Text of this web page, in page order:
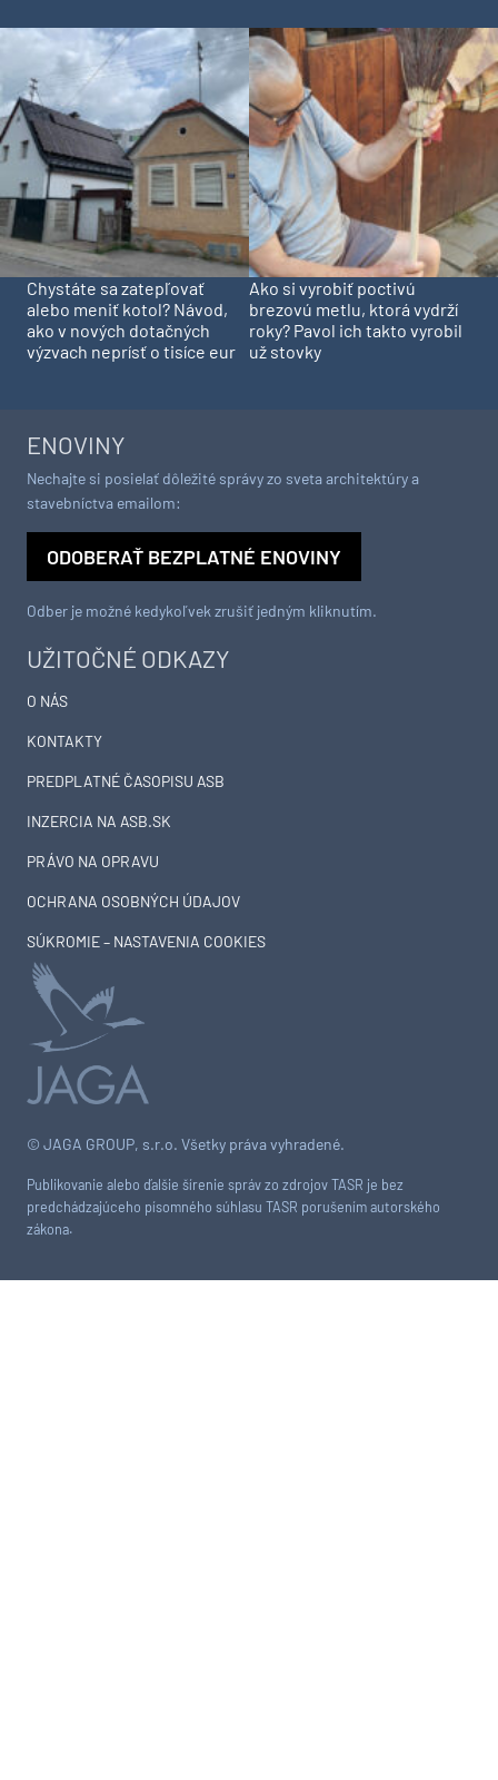
Chystáte sa zatepľovať
alebo meniť kotol? Návod,
ako v nových dotačných
výzvach neprísť o tisíce eur
Ako si vyrobiť poctivú
brezovú metlu, ktorá vydrží
roky? Pavol ich takto vyrobil
už stovky
© JAGA GROUP, s.r.o. Všetky práva vyhradené.
Publikovanie alebo ďalšie šírenie správ zo zdrojov TASR je bez
predchádzajúceho písomného súhlasu TASR porušením autorského
zákona.
UŽITOČNÉ ODKAZY
O NÁS
KONTAKTY
PREDPLATNÉ ČASOPISU ASB
INZERCIA NA ASB.SK
PRÁVO NA OPRAVU
OCHRANA OSOBNÝCH ÚDAJOV
SÚKROMIE – NASTAVENIA COOKIES
ENOVINY
Nechajte si posielať dôležité správy zo sveta architektúry a
stavebníctva emailom:
ODOBERAŤ BEZPLATNÉ ENOVINY
Odber je možné kedykoľvek zrušiť jedným kliknutím.